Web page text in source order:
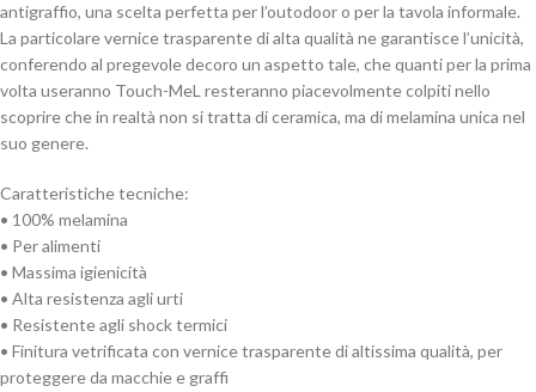
antigraffio, una scelta perfetta per l’outodoor o per la tavola informale.
La particolare vernice trasparente di alta qualità ne garantisce l’unicità,
conferendo al pregevole decoro un aspetto tale, che quanti per la prima
volta useranno Touch-MeL resteranno piacevolmente colpiti nello
scoprire che in realtà non si tratta di ceramica, ma di melamina unica nel
suo genere.
Caratteristiche tecniche:
• 100% melamina
• Per alimenti
• Massima igienicità
• Alta resistenza agli urti
• Resistente agli shock termici
• Finitura vetrificata con vernice trasparente di altissima qualità, per
proteggere da macchie e graffi